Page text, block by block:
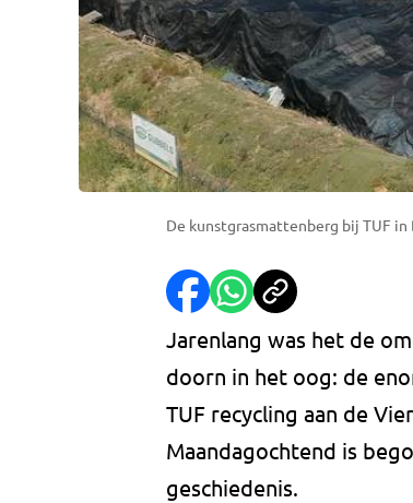
De kunstgrasmattenberg bij TUF
Jarenlang was het de
doorn in het oog: de
TUF recycling aan de
Maandagochtend is
geschiedenis.